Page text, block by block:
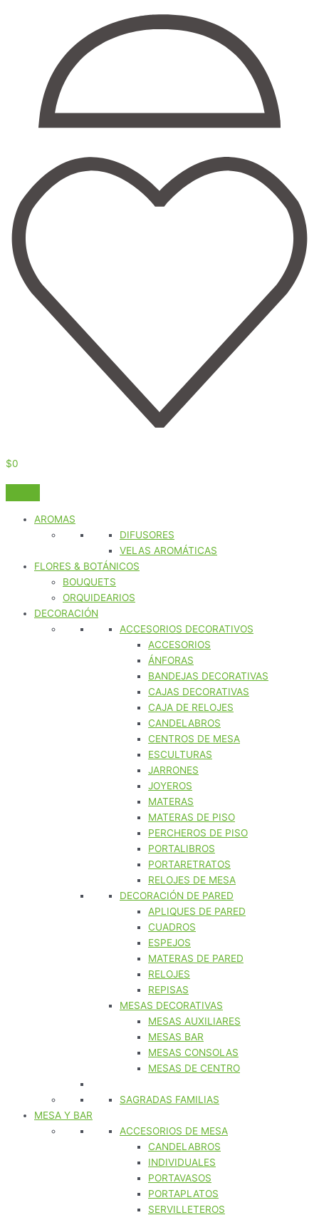
$0
AROMAS
DIFUSORES
VELAS AROMÁTICAS
FLORES & BOTÁNICOS
BOUQUETS
ORQUIDEARIOS
DECORACIÓN
ACCESORIOS DECORATIVOS
ACCESORIOS
ÁNFORAS
BANDEJAS DECORATIVAS
CAJAS DECORATIVAS
CAJA DE RELOJES
CANDELABROS
CENTROS DE MESA
ESCULTURAS
JARRONES
JOYEROS
MATERAS
MATERAS DE PISO
PERCHEROS DE PISO
PORTALIBROS
PORTARETRATOS
RELOJES DE MESA
DECORACIÓN DE PARED
APLIQUES DE PARED
CUADROS
ESPEJOS
MATERAS DE PARED
RELOJES
REPISAS
MESAS DECORATIVAS
MESAS AUXILIARES
MESAS BAR
MESAS CONSOLAS
MESAS DE CENTRO
SAGRADAS FAMILIAS
MESA Y BAR
ACCESORIOS DE MESA
CANDELABROS
INDIVIDUALES
PORTAVASOS
PORTAPLATOS
SERVILLETEROS